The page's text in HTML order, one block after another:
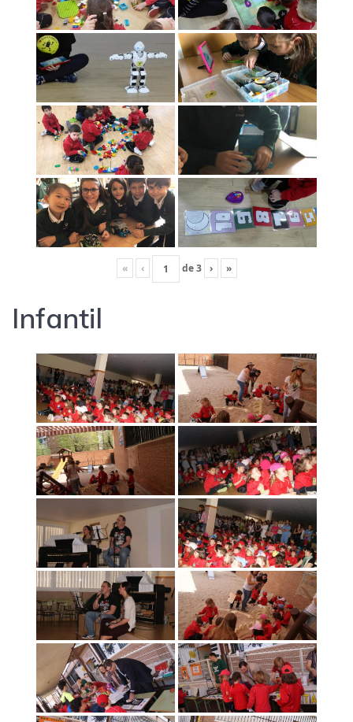
« ‹ de3 › »
Infantil